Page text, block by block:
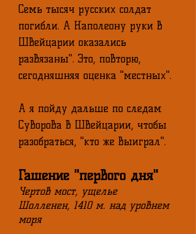
Семь тысяч русских солдат
погибли. А Наполеону руки в
Швейцарии оказались
развязаны". Это, повторю,
сегодняшняя оценка "местных".
А я пойду дальше по следам
Суворова в Швейцарии, чтобы
разобраться, "кто же выиграл".
Гашение "первого дня"
Чертов мост, ущелье
Шолленен, 1410 м. над уровнем
моря